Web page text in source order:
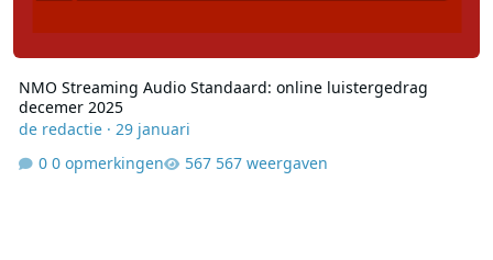
NMO Streaming Audio Standaard: online luistergedrag
decemer 2025
de redactie· 29 januari
0 opmerkingen
567 weergaven